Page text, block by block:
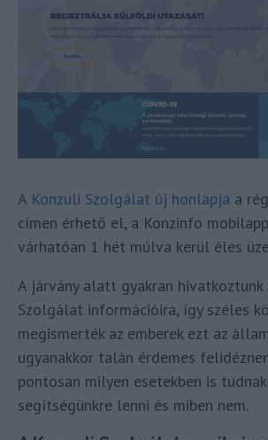
A Konzuli Szolgálat új honlapja a
címen érhető el, a Konzinfo
várhatóan 1 hét múlva kerül éles
A járvány alatt gyakran hivatkoztunk
Szolgálat információira, így széles
megismerték az emberek ezt az
ugyanakkor talán érdemes
pontosan milyen esetekben is
segítségünkre lenni és miben nem.